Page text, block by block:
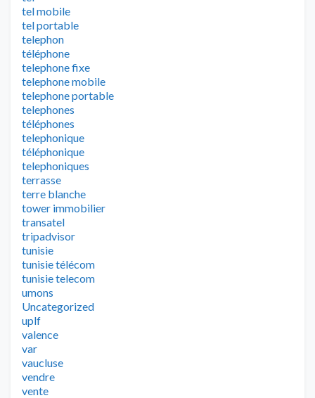
tel mobile
tel portable
telephon
téléphone
telephone fixe
telephone mobile
telephone portable
telephones
téléphones
telephonique
téléphonique
telephoniques
terrasse
terre blanche
tower immobilier
transatel
tripadvisor
tunisie
tunisie télécom
tunisie telecom
umons
Uncategorized
uplf
valence
var
vaucluse
vendre
vente